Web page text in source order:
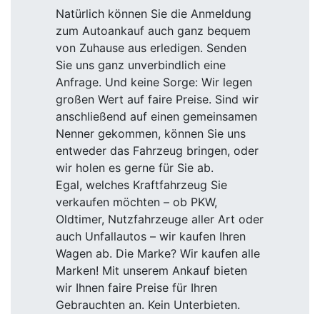
Natürlich können Sie die Anmeldung
zum Autoankauf auch ganz bequem
von Zuhause aus erledigen. Senden
Sie uns ganz unverbindlich eine
Anfrage. Und keine Sorge: Wir legen
großen Wert auf faire Preise. Sind wir
anschließend auf einen gemeinsamen
Nenner gekommen, können Sie uns
entweder das Fahrzeug bringen, oder
wir holen es gerne für Sie ab.
Egal, welches Kraftfahrzeug Sie
verkaufen möchten – ob PKW,
Oldtimer, Nutzfahrzeuge aller Art oder
auch Unfallautos – wir kaufen Ihren
Wagen ab. Die Marke? Wir kaufen alle
Marken! Mit unserem Ankauf bieten
wir Ihnen faire Preise für Ihren
Gebrauchten an. Kein Unterbieten.